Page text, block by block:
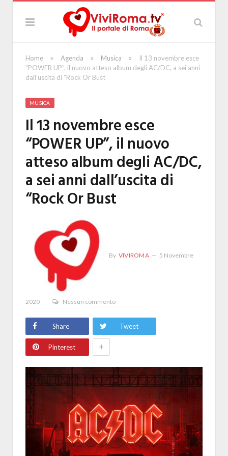
Home » Agenda » Musica »
Il 13 novembre esce
“POWER UP”, il nuovo atteso album degli AC/DC, a sei anni
dall’uscita di “Rock Or Bust
MUSICA
Il 13 novembre esce
“POWER UP”, il nuovo
atteso album degli AC/DC,
a sei anni dall’uscita di
“Rock Or Bust
By VIVIROMA 5 Novembre
2020 Nessun commento
Share Tweet
Pinterest +